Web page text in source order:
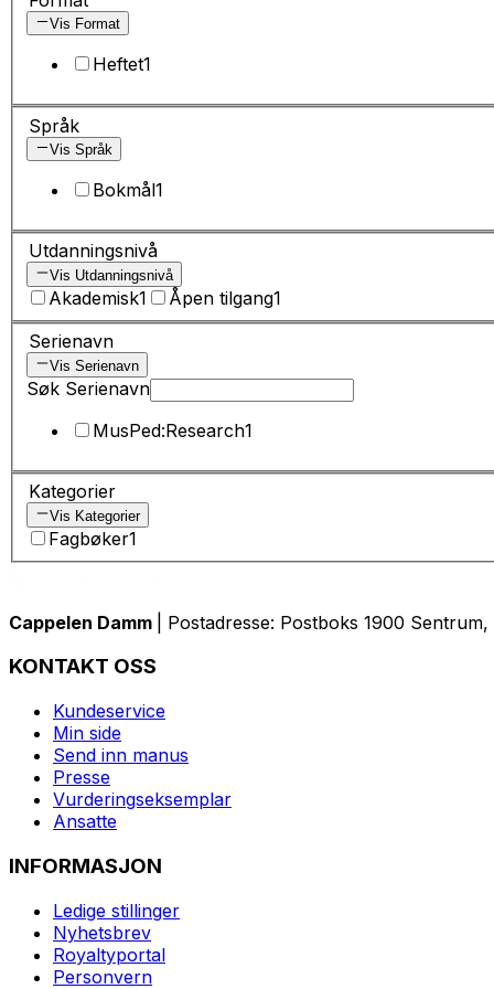
Vis Format
Heftet1
Språk
Vis Språk
Bokmål1
Utdanningsnivå
Vis Utdanningsnivå
Akademisk1 Åpen tilgang1
Serienavn
Vis Serienavn
Søk Serienavn
MusPed:Research1
Kategorier
Vis Kategorier
Fagbøker1
Cappelen Damm | Postadresse: Postboks 1900
KONTAKT OSS
Kundeservice
Min side
Send inn manus
Presse
Vurderingseksemplar
Ansatte
INFORMASJON
Ledige stillinger
Nyhetsbrev
Royaltyportal
Personvern